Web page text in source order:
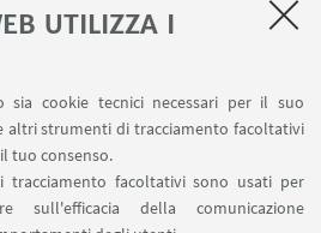
UTILIZZA I
sia cookie tecnici necessari per il suo
altri strumenti di tracciamento facoltativi
tuo consenso.
facoltativi sono usati per
sull'efficacia della comunicazione
U.E. 4 NAVILE
NMR Navile
del Dipartimento CHIMIND
DIPARTIMENTO SU: